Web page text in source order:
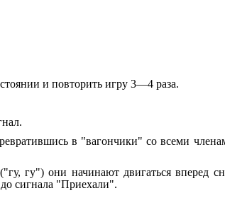
и повторить игру 3—4 раза.
в "вагончики" со всеми
гу") они начинают двигаться вперед
сигнала "Приехали".